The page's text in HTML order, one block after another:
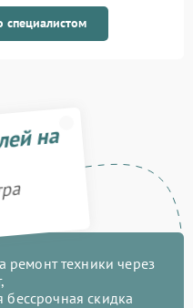
специалистом
на
техники через
бессрочная скидка